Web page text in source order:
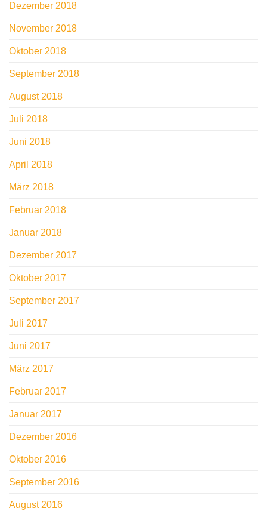
Dezember 2018
November 2018
Oktober 2018
September 2018
August 2018
Juli 2018
Juni 2018
April 2018
März 2018
Februar 2018
Januar 2018
Dezember 2017
Oktober 2017
September 2017
Juli 2017
Juni 2017
März 2017
Februar 2017
Januar 2017
Dezember 2016
Oktober 2016
September 2016
August 2016